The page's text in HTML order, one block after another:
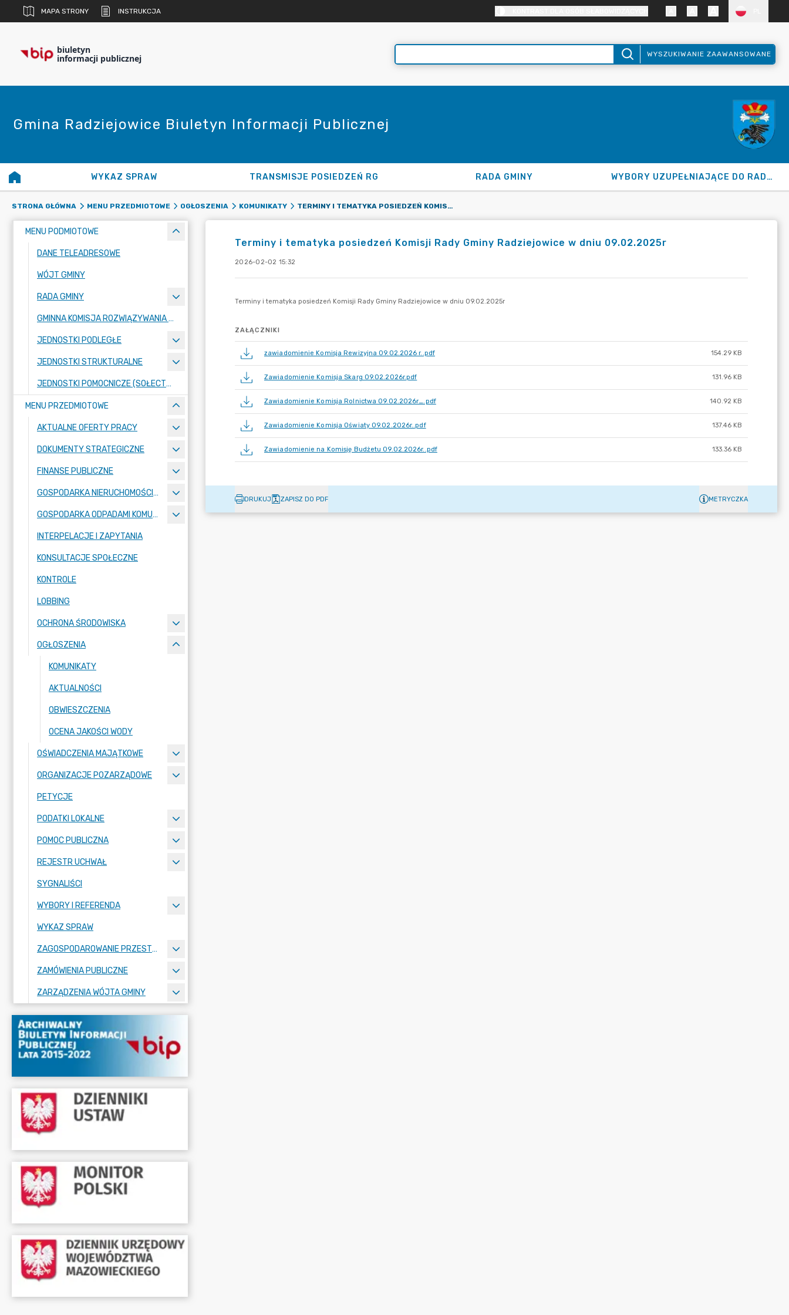
MAPA STRONY INSTRUKCJA
biuletyn
informacji publicznej WYSZUKIWANIE ZAAWANSOWANE
Gmina Radziejowice Biuletyn Informacji Publicznej
WYKAZ SPRAW TRANSMISJE POSIEDZEŃ RG RADA GMINY WYBORY UZUPEŁNIAJĄCE DO RADY GMINY 2026
STRONA GŁÓWNA MENU PRZEDMIOTOWE OGŁOSZENIA KOMUNIKATY TERMINY I TEMATYKA POSIEDZEŃ KOMISJI RADY GMINY RADZIEJOWICE W DNIU 09.02.2025R
MENU PODMIOTOWE
DANE TELEADRESOWE
WÓJT GMINY
RADA GMINY
GMINNA KOMISJA ROZWIĄZYWANIA PROBLEMÓW ALKOHOLOWYCH
JEDNOSTKI PODLEGŁE
JEDNOSTKI STRUKTURALNE
JEDNOSTKI POMOCNICZE (SOŁECTWA)
MENU PRZEDMIOTOWE
AKTUALNE OFERTY PRACY
DOKUMENTY STRATEGICZNE
FINANSE PUBLICZNE
GOSPODARKA NIERUCHOMOŚCIAMI
GOSPODARKA ODPADAMI KOMUNALNYMI
INTERPELACJE I ZAPYTANIA
KONSULTACJE SPOŁECZNE
KONTROLE
LOBBING
OCHRONA ŚRODOWISKA
OGŁOSZENIA
KOMUNIKATY
AKTUALNOŚCI
OBWIESZCZENIA
OCENA JAKOŚCI WODY
OŚWIADCZENIA MAJĄTKOWE
ORGANIZACJE POZARZĄDOWE
PETYCJE
PODATKI LOKALNE
POMOC PUBLICZNA
REJESTR UCHWAŁ
SYGNALIŚCI
WYBORY I REFERENDA
WYKAZ SPRAW
ZAGOSPODAROWANIE PRZESTRZENNE
ZAMÓWIENIA PUBLICZNE
ZARZĄDZENIA WÓJTA GMINY
Terminy i tematyka posiedzeń Komisji Rady Gminy Radziejowice w dniu 09.02.2025r
2026-02-02 15:32
ZAŁĄCZNIKI
zawiadomienie Komisja Rewizyjna 09.02.2026 r..pdf 154.29 KB
Zawiadomienie Komisja Skarg 09.02.2026r.pdf 131.96 KB
Zawiadomienie Komisja Rolnictwa 09.02.2026r_.pdf 140.92 KB
Zawiadomienie Komisja Oświaty 09.02.2026r..pdf 137.46 KB
Zawiadomienie na Komisję Budżetu 09.02.2026r..pdf 133.36 KB
DRUKUJ ZAPISZ DO PDF METRYCZKA